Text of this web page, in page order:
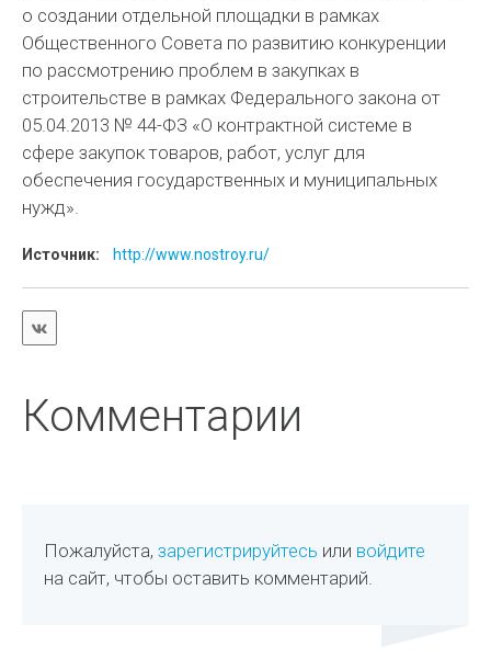
о создании отдельной площадки в рамках
Общественного Совета по развитию конкуренции
по рассмотрению проблем в закупках в
строительстве в рамках Федерального закона от
05.04.2013 № 44-ФЗ «О контрактной системе в
сфере закупок товаров, работ, услуг для
обеспечения государственных и муниципальных
нужд».
Источник: http://www.nostroy.ru/
Комментарии
Пожалуйста,зарегистрируйтесь или войдите
на сайт, чтобы оставить комментарий.